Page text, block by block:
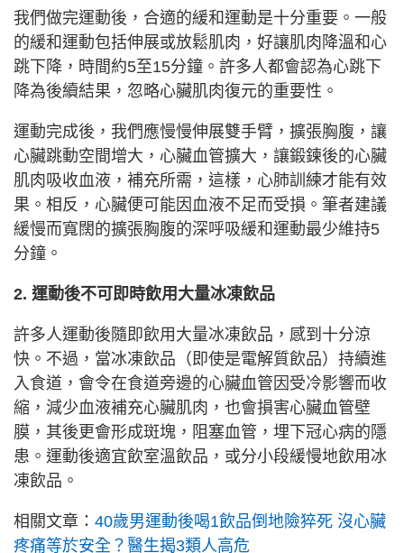
我們做完運動後，合適的緩和運動是十分重要。一般
的緩和運動包括伸展或放鬆肌肉，好讓肌肉降溫和心
跳下降，時間約5至15分鐘。許多人都會認為心跳下
降為後續結果，忽略心臟肌肉復元的重要性。
運動完成後，我們應慢慢伸展雙手臂，擴張胸腹，讓
心臟跳動空間增大，心臟血管擴大，讓鍛鍊後的心臟
肌肉吸收血液，補充所需，這樣，心肺訓練才能有效
果。相反，心臟便可能因血液不足而受損。筆者建議
緩慢而寬闊的擴張胸腹的深呼吸緩和運動最少維持5
分鐘。
2. 運動後不可即時飲用大量冰凍飲品
許多人運動後隨即飲用大量冰凍飲品，感到十分涼
快。不過，當冰凍飲品（即使是電解質飲品）持續進
入食道，會令在食道旁邊的心臟血管因受冷影響而收
縮，減少血液補充心臟肌肉，也會損害心臟血管壁
膜，其後更會形成斑塊，阻塞血管，埋下冠心病的隱
患。運動後適宜飲室溫飲品，或分小段緩慢地飲用冰
凍飲品。
相關文章： 40歲男運動後喝1飲品倒地險猝死 沒心臟
疼痛等於安全？醫生揭3類人高危